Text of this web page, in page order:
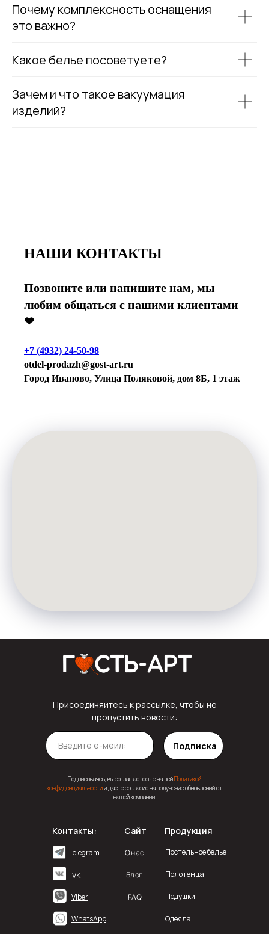
Почему комплексность оснащения
это важно?
Какое белье посоветуете?
Зачем и что такое вакуумация
изделий?
НАШИ КОНТАКТЫ
Позвоните или напишите нам, мы
любим общаться с нашими клиентами
❤
+7 (4932) 24-50-98
otdel-prodazh@gost-art.ru
Город Иваново, Улица Поляковой, дом 8Б, 1 этаж
Присоединяйтесь к рассылке, чтобы не
пропустить новости:
Подписка
Подписываясь, вы соглашаетесь с нашейПолитикой
конфиденциальностии даете согласие на получение обновлений от
нашей компании.
Продукция
Постельное белье
Полотенца
Подушки
Одеяла
Сайт
Блог
FAQ
Контакты:
Telegram
WhatsApp
VK
Viber
О нас